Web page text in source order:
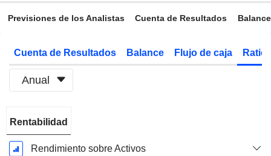
Previsiones de los Analistas Cuenta de Resultados Balance
Cuenta de Resultados Balance Flujo de caja
Anual
fiscal:
Diciembre
Rentabilidad
Rendimiento sobre Activos